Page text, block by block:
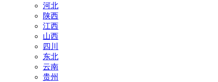
河北
陕西
江西
山西
四川
东北
云南
贵州